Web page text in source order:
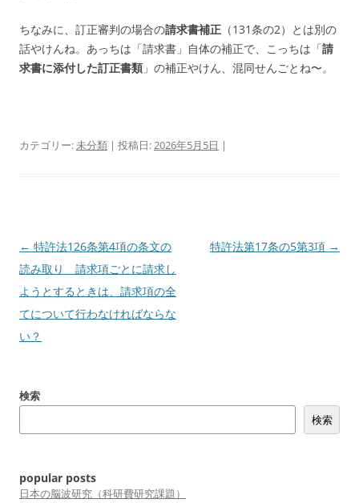
ちなみに、訂正審判の場合の請求書補正 （131条の2）とは別の
話やけんね。あっちは「請求書」自体の補正で、こっちは「請
求書に添付した訂正書類 」の補正やけん、混同せんごとね〜。
カテゴリー:未分類 | 投稿日:2026年5月5日 |
投
稿
ナ
ビ
ゲ
ョ
← 特許法126条第4項の条文の
読み取り 請求項ごとに請求し
ようとするときは、請求項の全
てについて行わなければならな
い？
特許法第17条の5第3項 →
検索
検索
popular posts
日本の脳波研究（科研費研究課題）